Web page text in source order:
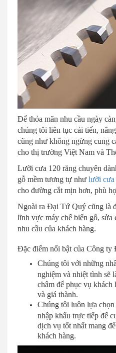
Để thỏa mãn nhu cầu ngày
chúng tôi liên tục cải tiến,
cũng như không ngừng cung
cho thị trường Việt Nam và
Lưỡi cưa 120 răng chuyên
gỗ mềm tương tự như lưỡi cưa
cho đường cắt mịn hơn, phù
Ngoài ra Đại Tứ Quý cũng là
lĩnh vực máy chế biến gỗ, sửa
nhu cầu của khách hàng.
Đặc điểm nổi bật của Công
Chúng tôi với những
nghiệm và nhiệt tình sẽ
châm để phục vụ khách
và giá thành.
Chúng tôi luôn lựa
nhập khẩu trực tiếp để
dịch vụ tốt nhất mang
khách hàng.